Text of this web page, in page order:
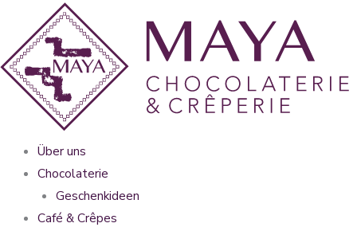
springen
Über uns
Chocolaterie
Geschenkideen
Café & Crêpes